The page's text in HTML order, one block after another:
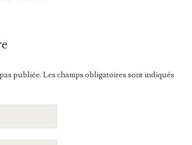
publiée. Les champs obligatoires sont indiqués